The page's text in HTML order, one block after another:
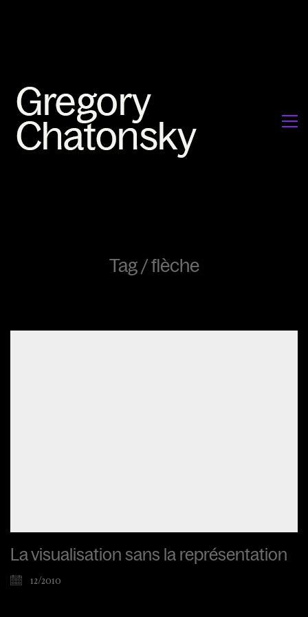
Tag /flèche
La visualisation sans la représentation
12/2010